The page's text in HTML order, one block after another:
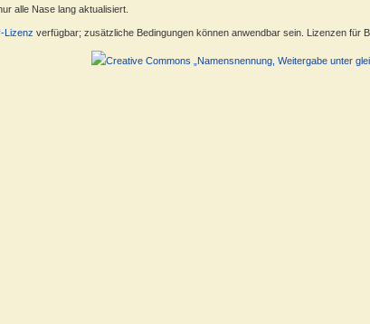
alle Nase lang aktualisiert.
Lizenz verfügbar; zusätzliche Bedingungen können anwendbar sein. Lizenzen für